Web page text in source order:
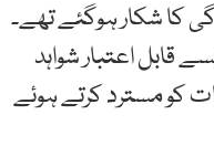
کا شکار ہوگئے تھے۔
قابل اعتبار شواہد
کو مسترد کرتے ہوئے